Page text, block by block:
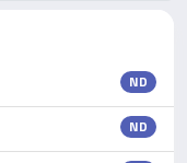
ND
ND